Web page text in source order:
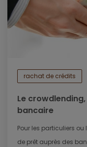
rachat de crédits
Le
bancaire
Pour les particuliers
de prêt auprès des